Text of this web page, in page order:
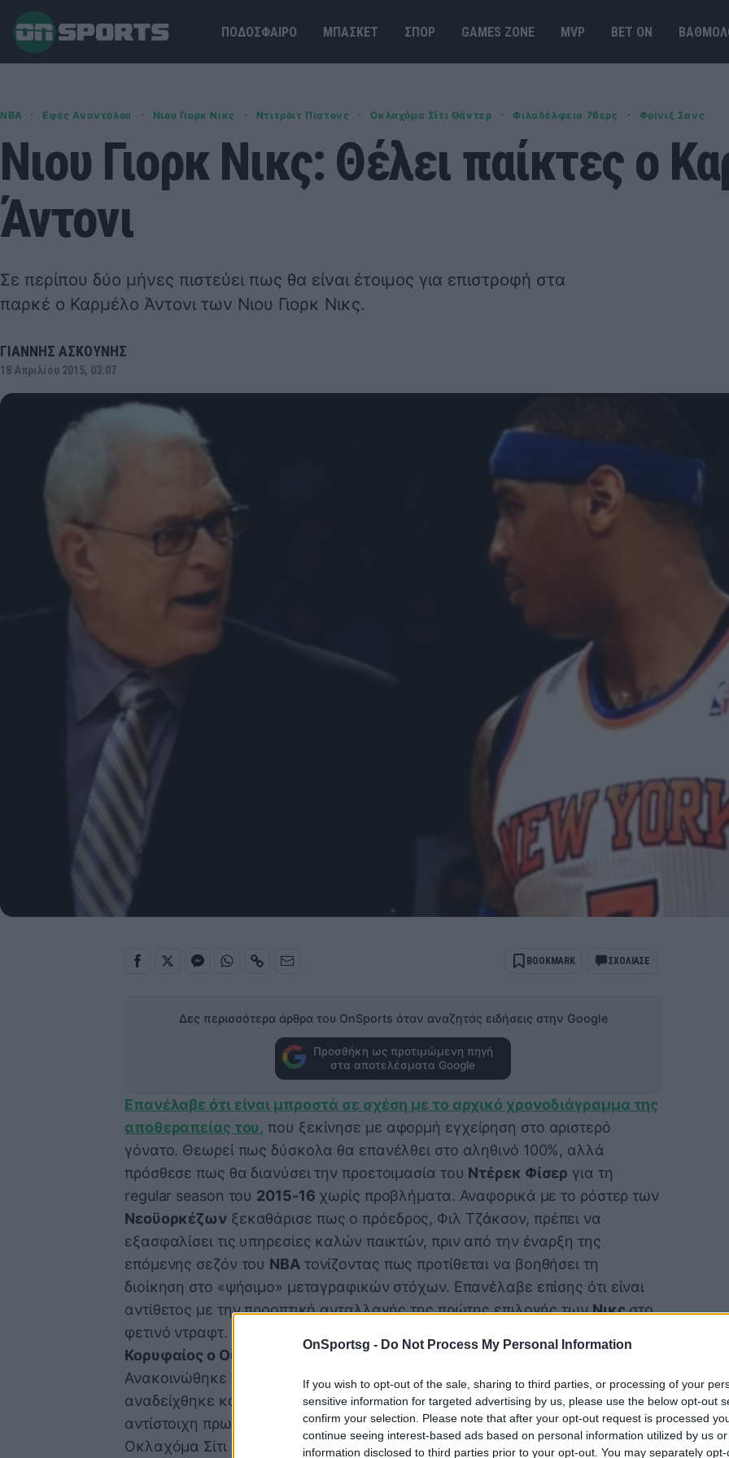
OnSportsg - Do Not Process My Personal Information
If you wish to opt-out of the sale, sharing to third parties, or processing of your
sensitive information for targeted advertising by us, please use the below opt-out
confirm your selection. Please note that after your opt-out request is processed
continue seeing interest-based ads based on personal information utilized by us
information disclosed to third parties prior to your opt-out. You may separately
ΠΟΔΟΣΦΑΙΡΟ ΜΠΑΣΚΕΤ ΣΠΟΡ GAMES ΖΟΝΕ MVP BET ΟΝ
NBA · Εφές Αναντόλου · Νιου Γιορκ Νικς · Ντιτρόιτ Πίστονς · Οκλαχόμα Σίτι Θάντερ · Φιλαδέλφεια 76ερς · Φοίνιξ Σανς
Νιου Γιορκ Νικς: Θέλει παίκτες ο
Άντονι
Σε περίπου δύο μήνες πιστεύει πως θα είναι έτοιμος για επιστροφή στα
παρκέ ο Καρμέλο Άντονι των Νιου Γιορκ Νικς.
ΓΙΑΝΝΗΣ ΑΣΚΟΥΝΗΣ
18 Απριλίου 2015, 03:07
BOOKMARK ΣΧΟΛΙΑΣΕ
Δες περισσότερα άρθρα του OnSports όταν αναζητάς ειδήσεις στην Google
Προσθήκη ως προτιμώμενη πηγή
στα αποτελέσματα Google
Επανέλαβε ότι είναι μπροστά σε σχέση με το αρχικό χρονοδιάγραμμα της
αποθεραπείας του, που ξεκίνησε με αφορμή εγχείρηση στο αριστερό
γόνατο. Θεωρεί πως δύσκολα θα επανέλθει στο αληθινό 100%, αλλά
πρόσθεσε πως θα διανύσει την προετοιμασία του Ντέρεκ Φίσερ για τη
regular season του 2015-16 χωρίς προβλήματα. Αναφορικά με το ρόστερ των
Νεοϋορκέζων ξεκαθάρισε πως ο πρόεδρος, Φιλ Τζάκσον, πρέπει να
εξασφαλίσει τις υπηρεσίες καλών παικτών, πριν από την έναρξη της
επόμενης σεζόν του NBAτονίζοντας πως προτίθεται να βοηθήσει τη
διοίκηση στο «ψήσιμο» μεταγραφικών στόχων. Επανέλαβε επίσης ότι είναι
αντίθετος με την προοπτική ανταλλαγής της πρώτης επιλογής τωνΝικςστο
φετινό ντραφτ.
Κορυφαίος ο Ουέστμπρουκ, νευριασμένος ο Ντουράντ
Ανακοινώθηκε πως ο Ντε Μαρ Ντε Ροζάν των
Τορόντο Ράπτορς
αναδείχθηκε κορυφαίος παίκτης του Απριλίου στην Ανατολή, ενώ την
αντίστοιχη πρωτιά της Δύσης κατέλαβε οΡάσελ Ουέστμπρουκτων
Οκλαχόμα Σίτι Θάντερ. Κορυφαίος rookie της ανατολικής περιφέρειας ήταν